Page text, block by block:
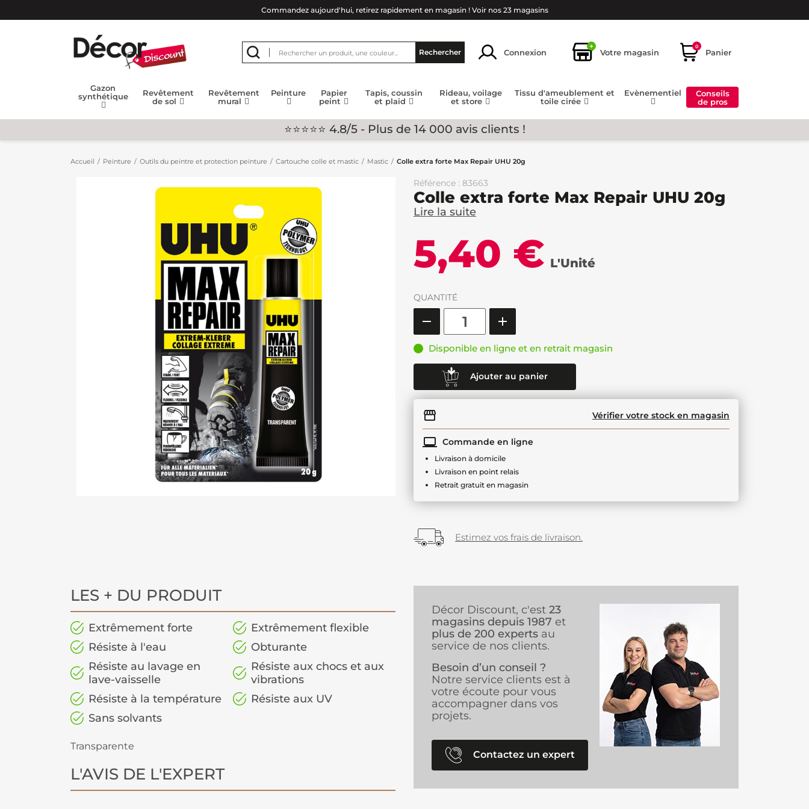
Commandez aujourd'hui, retirez rapidement en magasin ! Voir nos 23 magasins
Rechercher Connexion
+
Votre magasin
0
Panier
Gazon
synthétique
Revêtement
de sol
Revêtement
mural
Peinture
Papier
peint
Tapis, coussin
et plaid
Rideau, voilage
et store
Tissu d'ameublement et
toile cirée
Evènementiel
Conseils
de pros
⭐⭐⭐⭐⭐ 4.8/5 - Plus de 14 000 avis clients !
Accueil Peinture Outils du peintre et protection peinture Cartouche colle et mastic Mastic Colle extra forte Max Repair UHU 20g
Référence : 83663
Colle extra forte Max Repair UHU 20g
Lire la suite
5,40 € L'Unité
QUANTITÉ
Disponible en ligne et en retrait magasin
Ajouter au panier
Vérifier votre stock en magasin
Commande en ligne
Livraison à domicile
Livraison en point relais
Retrait gratuit en magasin
Estimez vos frais de livraison.
LES + DU PRODUIT
Extrêmement forte
Extrêmement flexible
Résiste à l'eau
Obturante
Résiste au lavage en
lave-vaisselle
Résiste aux chocs et aux
vibrations
Résiste à la température
Résiste aux UV
Sans solvants
Transparente
L'AVIS DE L'EXPERT
Décor Discount, c'est 23
magasins depuis 1987 et
plus de 200 experts au
service de nos clients.
Besoin d’un conseil ?
Notre service clients est à
votre écoute pour vous
accompagner dans vos
projets.
Contactez un expert